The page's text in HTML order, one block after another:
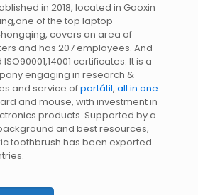
in 2018, located in Gaoxin
of the top laptop
covers an area of
and has 207 employees. And
certificates. It is a
engaging in research &
and service ofportátil, all in one
and mouse, with investment in
products. Supported by a
and best resources,
toothbrush has been exported